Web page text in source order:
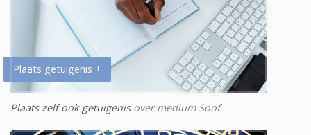
Plaats getuigenis +
Plaats zelf ook getuigenisover medium Soof